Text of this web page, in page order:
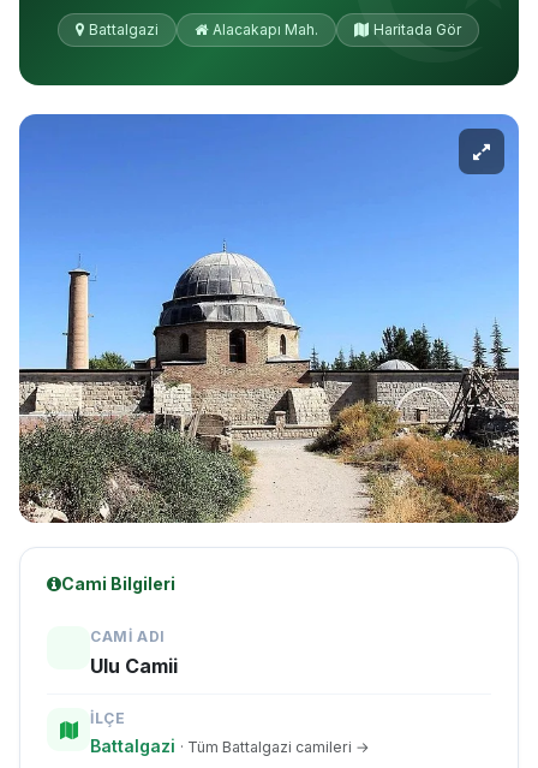
Battalgazi Alacakapı Mah. Haritada Gör
Cami Bilgileri
CAMI ADI
Ulu Camii
İLÇE
Battalgazi · Tüm Battalgazi camileri →